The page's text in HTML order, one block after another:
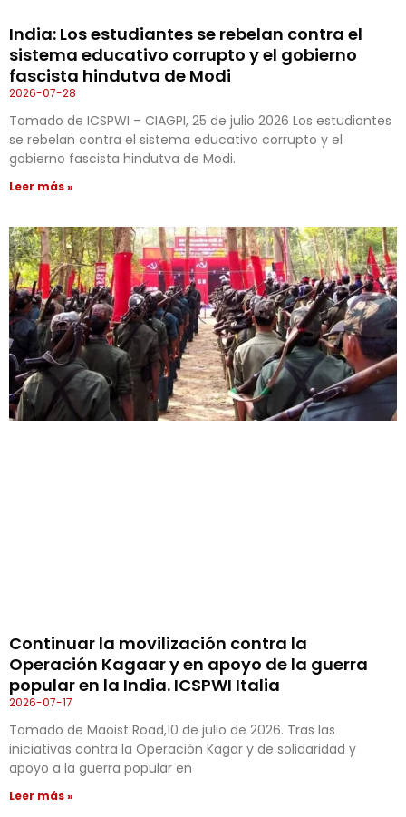
India: Los estudiantes se rebelan contra el
sistema educativo corrupto y el gobierno
fascista hindutva de Modi
2026-07-28
Tomado de ICSPWI – CIAGPI, 25 de julio 2026 Los estudiantes
se rebelan contra el sistema educativo corrupto y el
gobierno fascista hindutva de Modi.
Leer más »
Continuar la movilización contra la
Operación Kagaar y en apoyo de la guerra
popular en la India. ICSPWI Italia
2026-07-17
Tomado de Maoist Road,10 de julio de 2026. Tras las
iniciativas contra la Operación Kagar y de solidaridad y
apoyo a la guerra popular en
Leer más »